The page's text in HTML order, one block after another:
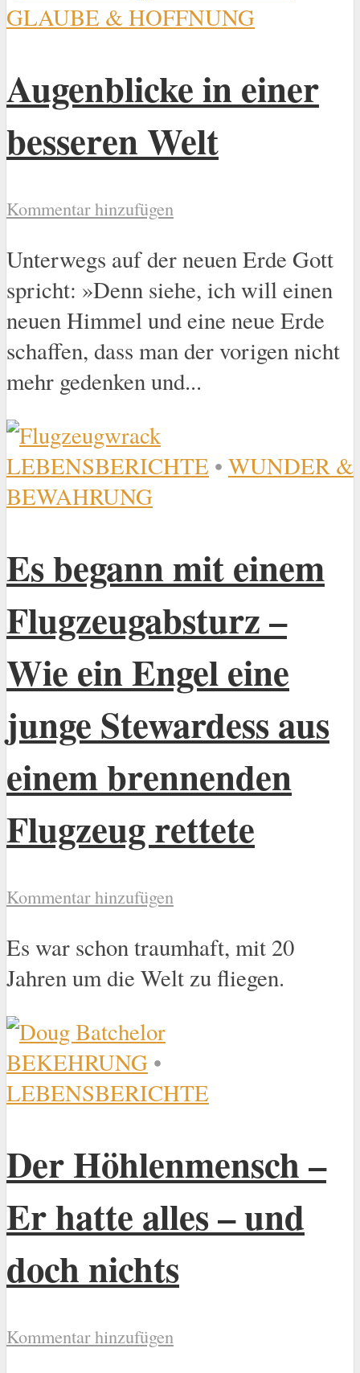
GLAUBE & HOFFNUNG
Augenblicke in einer
besseren Welt
Kommentar hinzufügen
Unterwegs auf der neuen Erde Gott
spricht: »Denn siehe, ich will einen
neuen Himmel und eine neue Erde
schaffen, dass man der vorigen nicht
mehr gedenken und...
LEBENSBERICHTE • WUNDER &
BEWAHRUNG
Es begann mit einem
Flugzeugabsturz –
Wie ein Engel eine
junge Stewardess aus
einem brennenden
Flugzeug rettete
Kommentar hinzufügen
Es war schon traumhaft, mit 20
Jahren um die Welt zu fliegen.
BEKEHRUNG •
LEBENSBERICHTE
Der Höhlenmensch –
Er hatte alles – und
doch nichts
Kommentar hinzufügen